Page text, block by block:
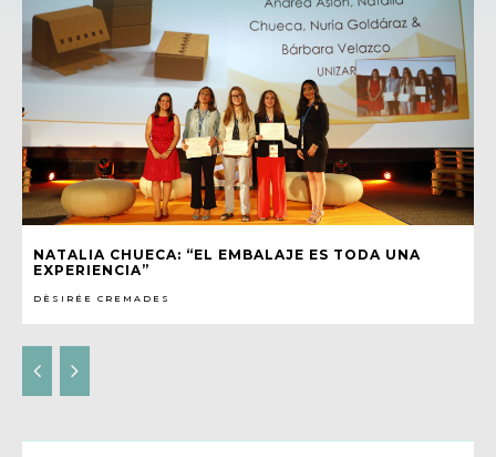
NATALIA CHUECA: “EL EMBALAJE ES TODA UNA
EXPERIENCIA”
DÈSIRÉE CREMADES